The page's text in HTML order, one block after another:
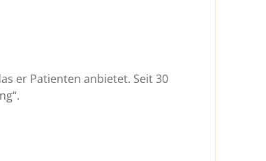
er Patienten anbietet. Seit 30